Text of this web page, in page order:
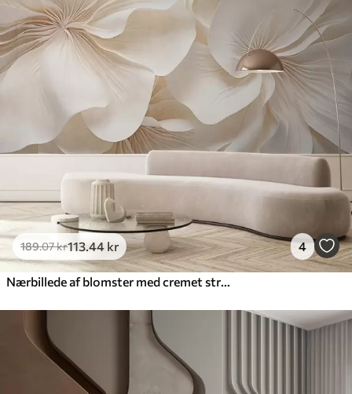
189.07kr113.44 kr 4